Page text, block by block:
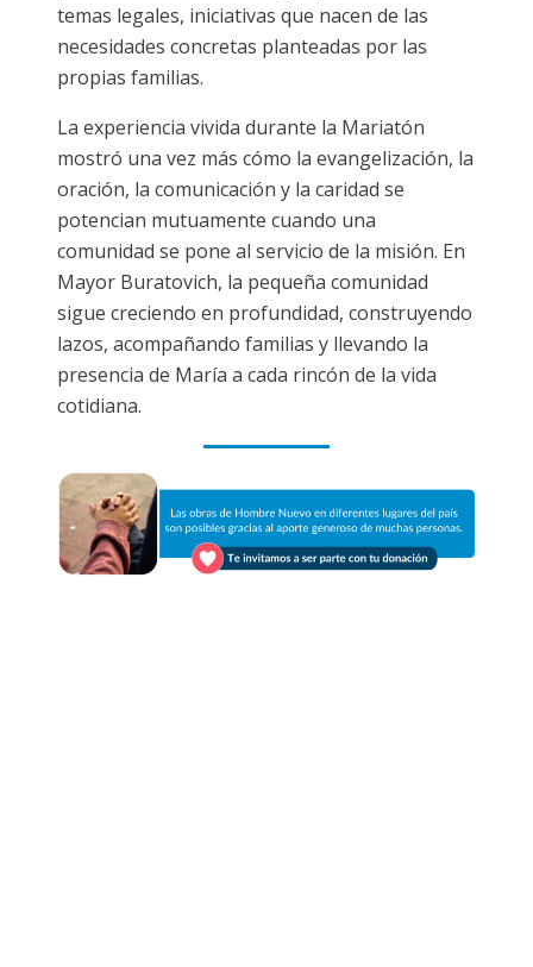
temas legales, iniciativas que nacen de las
necesidades concretas planteadas por las
propias familias.
La experiencia vivida durante la Mariatón
mostró una vez más cómo la evangelización, la
oración, la comunicación y la caridad se
potencian mutuamente cuando una
comunidad se pone al servicio de la misión. En
Mayor Buratovich, la pequeña comunidad
sigue creciendo en profundidad, construyendo
lazos, acompañando familias y llevando la
presencia de María a cada rincón de la vida
cotidiana.